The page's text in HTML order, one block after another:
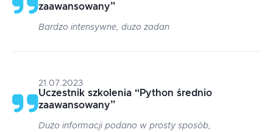
zaawansowany”
Bardzo intensywne, duzo zadan
21.07.2023
Uczestnik szkolenia “Python średnio
zaawansowany”
Dużo informacji podano w prosty sposób,